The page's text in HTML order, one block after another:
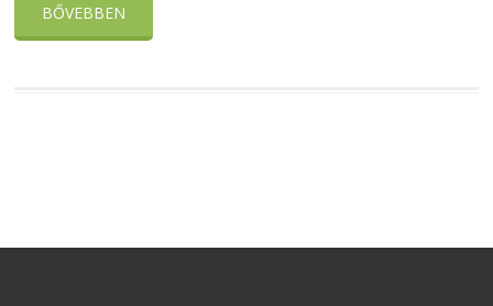
BŐVEBBEN